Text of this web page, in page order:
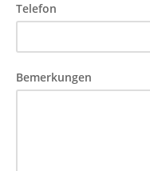
Telefon
Bemerkungen